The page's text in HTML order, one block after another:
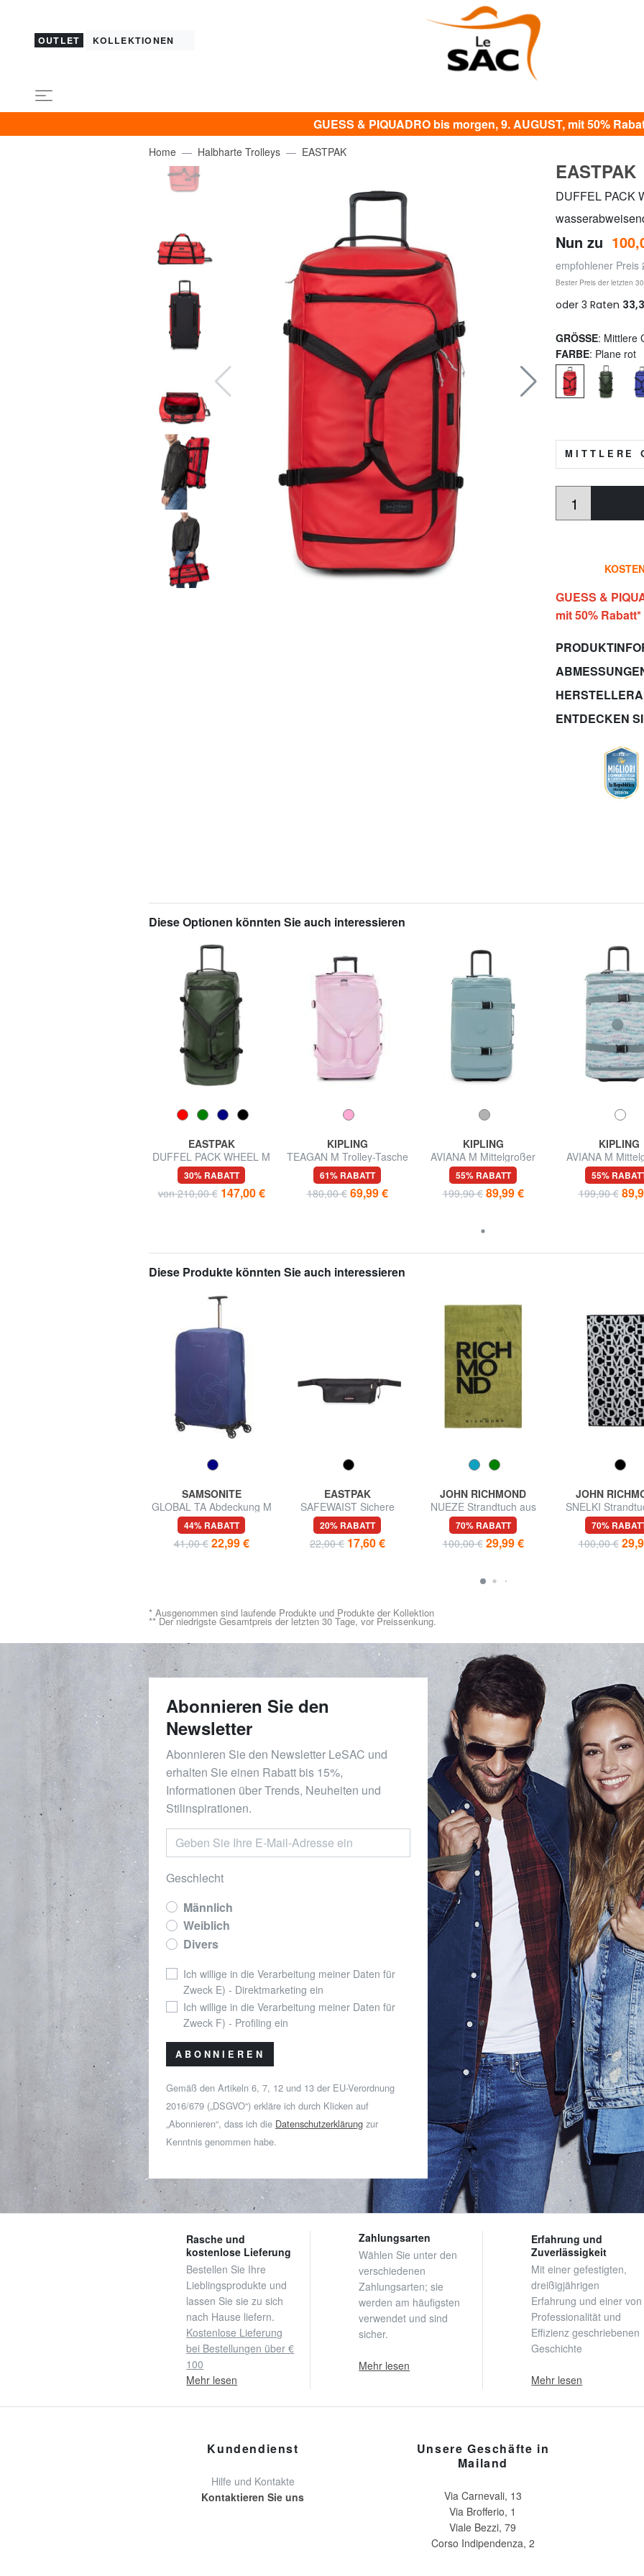
OUTLET KOLLEKTIONEN
GUESS & PIQUADRO bis morgen, 9. AUGUST, mit 50%
Home Halbharte Trolleys EASTPAK
EASTPAK
DUFFEL PACK
Nun zu
empfohlener Preis
Bester Preis der letzten
GRÖSSE: Mittlere
FARBE: Plane rot
MITTLERE
GUESS &
mit 50% Rabatt*
ENTDECKEN
Diese Optionen könnten Sie auch interessieren
EASTPAK
DUFFEL PACK WHEEL M
Mittelgroßer
wasserabweisender
Reisetaschen-Trolley
30% RABATT
von 210,00 € 147,00 €
KIPLING
TEAGAN M Trolley-Tasche
mittlerer Größe
61% RABATT
180,00 € 69,99 €
KIPLING
AVIANA M Mittelgroßer
Trolley
55% RABATT
199,90 € 89,99 €
KIPLING
AVIANA M
Trolley
55%
199,90 €
Diese Produkte könnten Sie auch interessieren
SAMSONITE
GLOBAL TA Abdeckung M
für Koffer
44% RABATT
41,00 € 22,99 €
EASTPAK
SAFEWAIST Sichere
Reisetasche
20% RABATT
22,00 € 17,60 €
JOHN RICHMOND
NUEZE Strandtuch aus
Baumwolle
70% RABATT
100,00 € 29,99 €
JOHN
SNELKI
Baumwolle
70%
100,00 €
* Ausgenommen sind laufende Produkte und Produkte der Kollektion
** Der niedrigste Gesamtpreis der letzten 30 Tage, vor Preissenkung.
Abonnieren Sie den
Newsletter
Abonnieren Sie den Newsletter LeSAC und
erhalten Sie einen Rabatt bis 15%,
Informationen über Trends, Neuheiten und
Stilinspirationen.
Geschlecht
Männlich
Weiblich
Divers
Ich willige in die Verarbeitung meiner Daten für
Zweck E) - Direktmarketing ein
Ich willige in die Verarbeitung meiner Daten für
Zweck F) - Profiling ein
ABONNIEREN
Gemäß den Artikeln 6, 7, 12 und 13 der EU-Verordnung
2016/679 („DSGVO“) erkläre ich durch Klicken auf
„Abonnieren“, dass ich die Datenschutzerklärung zur
Kenntnis genommen habe.
Rasche und
kostenlose Lieferung
Bestellen Sie Ihre
Lieblingsprodukte und
lassen Sie sie zu sich
nach Hause liefern.
Kostenlose Lieferung
bei Bestellungen über €
100
Mehr lesen
Zahlungsarten
Wählen Sie unter den
verschiedenen
Zahlungsarten; sie
werden am häufigsten
verwendet und sind
sicher.
Mehr lesen
Erfahrung und
Zuverlässigkeit
Mit einer gefestigten,
dreißigjährigen
Erfahrung und einer von
Professionalität und
Effizienz geschriebenen
Geschichte
Mehr lesen
Kundendienst
Hilfe und Kontakte
Kontaktieren Sie uns
Unsere Geschäfte in
Mailand
Via Carnevali, 13
Via Brofferio, 1
Viale Bezzi, 79
Corso Indipendenza, 2